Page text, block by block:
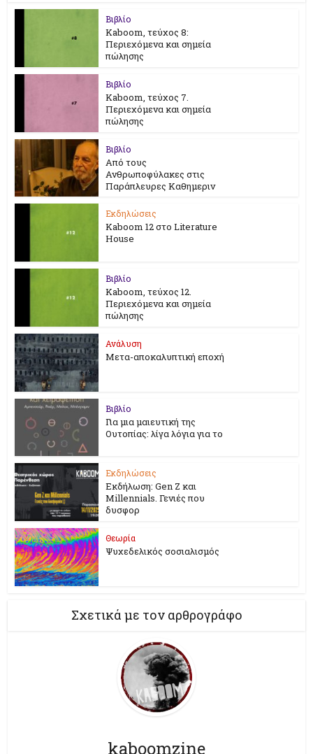
Βιβλίο
Kaboom, τεύχος 8:
Περιεχόμενα και σημεία
πώλησης
Βιβλίο
Kaboom, τεύχος 7.
Περιεχόμενα και σημεία
πώλησης
Βιβλίο
Από τους
Ανθρωποφύλακες στις
Παράπλευρες Καθημεριν
Εκδηλώσεις
Kaboom 12 στο Literature
House
Βιβλίο
Kaboom, τεύχος 12.
Περιεχόμενα και σημεία
πώλησης
Ανάλυση
Μετα-αποκαλυπτική εποχή
Βιβλίο
Για μια μαιευτική της
Ουτοπίας: λίγα λόγια για το
Εκδηλώσεις
Εκδήλωση: Gen Z και
Millennials. Γενιές που
δυσφορ
Θεωρία
Ψυχεδελικός σοσιαλισμός
Σχετικά με τον αρθρογράφο
kaboomzine